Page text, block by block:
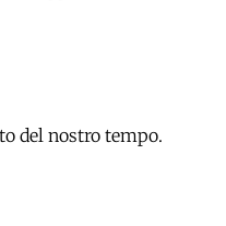
del nostro tempo.